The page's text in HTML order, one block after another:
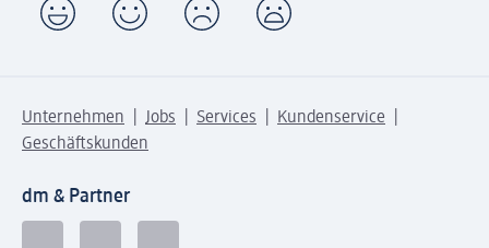
Unternehmen Jobs Services
Kundenservice
Geschäftskunden
dm & Partner